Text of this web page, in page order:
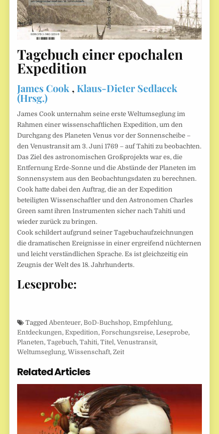
Tagebuch einer epochalen
Expedition
James Cook , Klaus-Dieter Sedlacek
(Hrsg.)
James Cook unternahm seine erste Weltumseglung im
Rahmen einer wissenschaftlichen Expedition, um den
Durchgang des Planeten Venus vor der Sonnenscheibe –
den Venustransit am 3. Juni 1769 – auf Tahiti zu beobachten.
Das Ziel des astronomischen Großprojekts war es, die
Entfernung Erde-Sonne und die Abstände der Planeten im
Sonnensystem aus den Beobachtungsdaten zu berechnen.
Cook hatte dabei den Auftrag, die an der Expedition
beteiligten Wissenschaftler und den Astronomen Charles
Green samt ihren Instrumenten sicher nach Tahiti und
wieder zurück zu bringen.
Cook schildert aufgrund seiner Tagebuchaufzeichnungen
die dramatischen Ereignisse in einer ergreifend nüchternen
und leicht verständlichen Sprache. Es ist gleichzeitig ein
Zeugnis der Welt des 18. Jahrhunderts.
Leseprobe:
TaggedAbenteuer,BoD-Buchshop,Empfehlung,
Entdeckungen,Expedition,Forschungsreise,Leseprobe,
Planeten,Tagebuch,Tahiti,Titel,Venustransit,
Weltumseglung,Wissenschaft,Zeit
Related Articles